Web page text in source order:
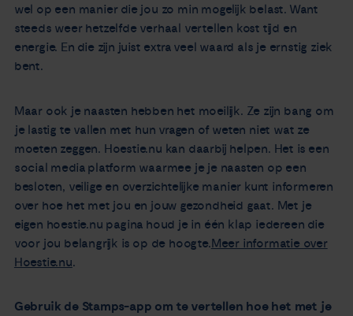
wel op een manier die jou zo min mogelijk belast. Want
steeds weer hetzelfde verhaal vertellen kost tijd en
energie. En die zijn juist extra veel waard als je ernstig ziek
bent.
Maar ook je naasten hebben het moeilijk. Ze zijn bang om
je lastig te vallen met hun vragen of weten niet wat ze
moeten zeggen. Hoestie.nu kan daarbij helpen. Het is een
social media platform waarmee je je naasten op een
besloten, veilige en overzichtelijke manier kunt informeren
over hoe het met jou en jouw gezondheid gaat. Met je
eigen hoestie.nu pagina houd je in één klap iedereen die
voor jou belangrijk is op de hoogte.Meer informatie over
Hoestie.nu.
Gebruik de Stamps-app om te vertellen hoe het met je